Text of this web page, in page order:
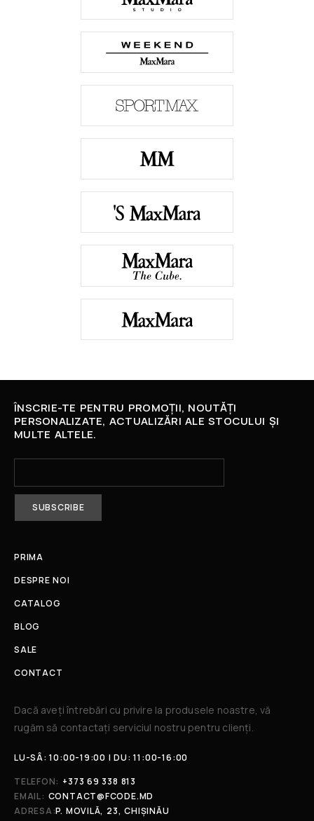
ÎNSCRIE-TE PENTRU PROMOȚII, NOUTĂȚI
PERSONALIZATE, ACTUALIZĂRI ALE STOCULUI ȘI
MULTE ALTELE.
PRIMA
DESPRE NOI
CATALOG
BLOG
SALE
CONTACT
Dacă aveți întrebări cu privire la produsele noastre, vă
rugăm să contactați serviciul nostru pentru clienți.​
LU-SÂ: 10:00-19:00 | DU: 11:00-16:00
TELEFON: +373 69 338 813
EMAIL: CONTACT@FCODE.MD
ADRESA:P. MOVILĂ, 23, CHIȘINĂU